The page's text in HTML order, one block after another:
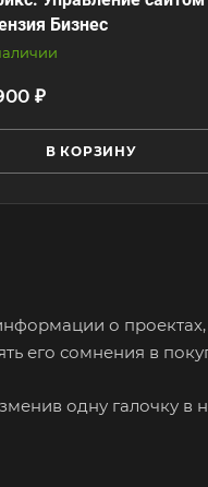
Бизнес
₽
В КОРЗИНУ
о
его сомнения в
одну галочку в